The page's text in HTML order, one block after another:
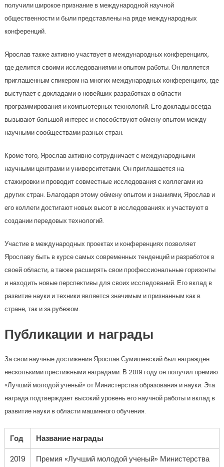
получили широкое признание в международной научной
общественности и были представлены на ряде международных
конференций.
Ярослав также активно участвует в международных конференциях,
где делится своими исследованиями и опытом работы. Он является
приглашенным спикером на многих международных конференциях, где
выступает с докладами о новейших разработках в области
программирования и компьютерных технологий. Его доклады всегда
вызывают большой интерес и способствуют обмену опытом между
научными сообществами разных стран.
Кроме того, Ярослав активно сотрудничает с международными
научными центрами и университетами. Он приглашается на
стажировки и проводит совместные исследования с коллегами из
других стран. Благодаря этому обмену опытом и знаниями, Ярослав и
его коллеги достигают новых высот в исследованиях и участвуют в
создании передовых технологий.
Участие в международных проектах и конференциях позволяет
Ярославу быть в курсе самых современных тенденций и разработок в
своей области, а также расширять свои профессиональные горизонты
и находить новые перспективы для своих исследований. Его вклад в
развитие науки и техники является значимым и признанным как в
стране, так и за рубежом.
Публикации и награды
За свои научные достижения Ярослав Сумишевский был награжден
несколькими престижными наградами. В 2019 году он получил премию
«Лучший молодой ученый» от Министерства образования и науки. Эта
награда подтверждает высокий уровень его научной работы и вклад в
развитие науки в области машинного обучения.
Год
Название награды
2019
Премия «Лучший молодой ученый» Министерства